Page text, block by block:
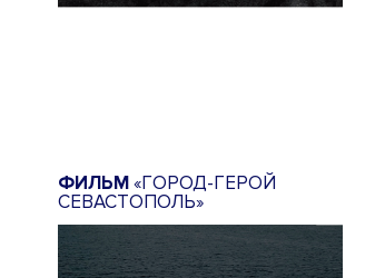
ФИЛЬМ«ГОРОД-ГЕРОЙ
СЕВАСТОПОЛЬ»